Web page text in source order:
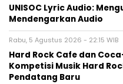
UNISOC Lyric Audio:
Mendengarkan Audio
Rabu, 5 Agustus 2026 - 22:15 WIB
Hard Rock Cafe dan
Kompetisi Musik Hard
Pendatang Baru